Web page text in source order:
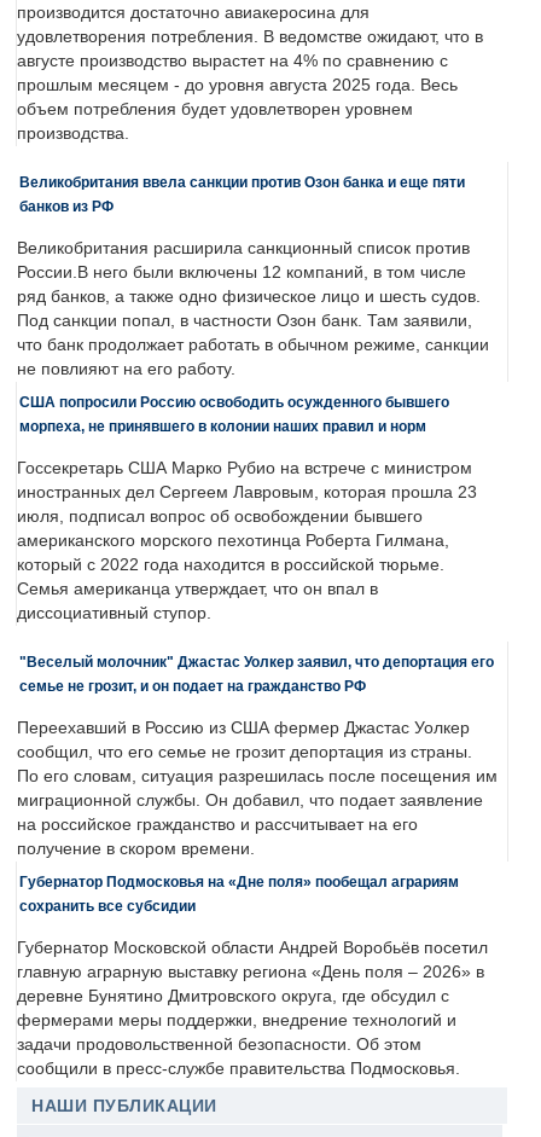
производится достаточно авиакеросина для
удовлетворения потребления. В ведомстве ожидают, что в
августе производство вырастет на 4% по сравнению с
прошлым месяцем - до уровня августа 2025 года. Весь
объем потребления будет удовлетворен уровнем
производства.
Великобритания ввела санкции против Озон банка и еще пяти
банков из РФ
Великобритания расширила санкционный список против
России.В него были включены 12 компаний, в том числе
ряд банков, а также одно физическое лицо и шесть судов.
Под санкции попал, в частности Озон банк. Там заявили,
что банк продолжает работать в обычном режиме, санкции
не повлияют на его работу.
США попросили Россию освободить осужденного бывшего
морпеха, не принявшего в колонии наших правил и норм
Госсекретарь США Марко Рубио на встрече с министром
иностранных дел Сергеем Лавровым, которая прошла 23
июля, подписал вопрос об освобождении бывшего
американского морского пехотинца Роберта Гилмана,
который с 2022 года находится в российской тюрьме.
Семья американца утверждает, что он впал в
диссоциативный ступор.
"Веселый молочник" Джастас Уолкер заявил, что депортация его
семье не грозит, и он подает на гражданство РФ
Переехавший в Россию из США фермер Джастас Уолкер
сообщил, что его семье не грозит депортация из страны.
По его словам, ситуация разрешилась после посещения им
миграционной службы. Он добавил, что подает заявление
на российское гражданство и рассчитывает на его
получение в скором времени.
Губернатор Подмосковья на «Дне поля» пообещал аграриям
сохранить все субсидии
Губернатор Московской области Андрей Воробьёв посетил
главную аграрную выставку региона «День поля – 2026» в
деревне Бунятино Дмитровского округа, где обсудил с
фермерами меры поддержки, внедрение технологий и
задачи продовольственной безопасности. Об этом
сообщили в пресс-службе правительства Подмосковья.
НАШИ ПУБЛИКАЦИИ